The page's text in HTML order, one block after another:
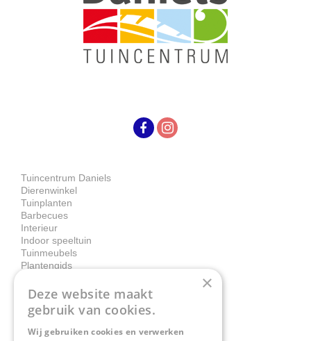
Tuincentrum Daniels
Dierenwinkel
Tuinplanten
Barbecues
Interieur
Indoor speeltuin
Tuinmeubels
Plantengids
Contact
Tuincentrum Daniëls
×
Deze website maakt
gebruik van cookies.
Wij gebruiken cookies en verwerken